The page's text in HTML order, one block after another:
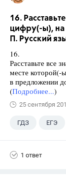
16.
цифру(-ы), на
П. Русский
16.
Расставьте все
месте которой(-
в предложении
(Подробнее...)
25 сентября
ГДЗ ЕГЭ
1 ответ